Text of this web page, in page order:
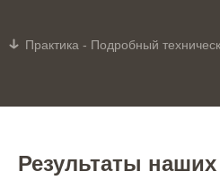
Практика - Подробный
Результаты